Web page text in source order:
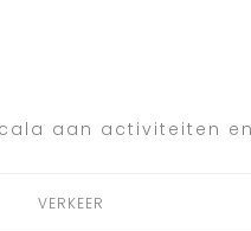
aan activiteiten
VERKEER